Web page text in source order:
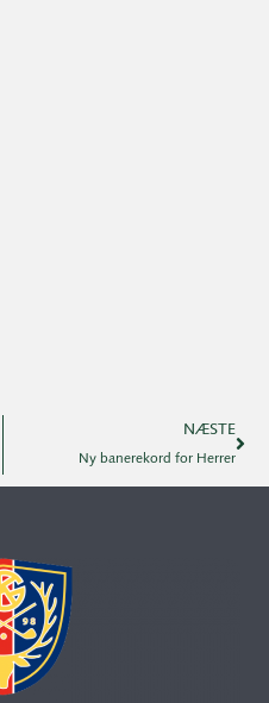
NÆSTE
Ny banerekord for Herrer